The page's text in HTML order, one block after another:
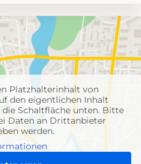
Platzhalterinhalt von
den eigentlichen Inhalt
Schaltfläche unten. Bitte
Daten an Drittanbieter
werden.